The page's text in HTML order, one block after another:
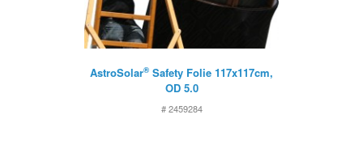
AstroSolar® Safety Folie 117x117cm,
OD 5.0
# 2459284